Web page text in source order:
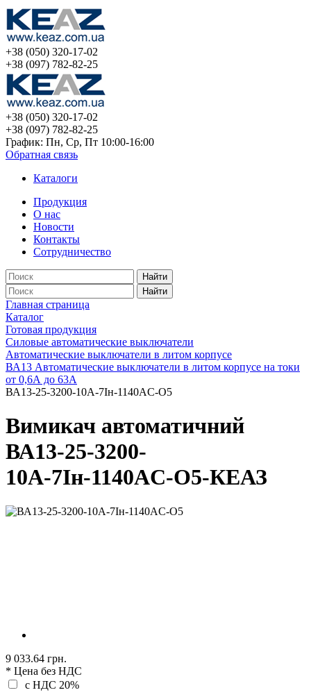
+38 (050) 320-17-02
+38 (097) 782-82-25
+38 (050) 320-17-02
+38 (097) 782-82-25
График: Пн, Ср, Пт 10:00-16:00
Обратная связь
Каталоги
Продукция
О нас
Новости
Контакты
Сотрудничество
Найти
Найти
Главная страница
Каталог
Готовая продукция
Силовые автоматические выключатели
Автоматические выключатели в литом корпусе
ВА13 Автоматические выключатели в литом корпусе на токи
от 0,6А до 63А
ВА13-25-3200-10А-7Iн-1140AC-О5
Вимикач автоматичний
ВА13-25-3200-
10А-7Iн-1140AC-О5-КЕАЗ
9 033.64 грн.
* Цена без НДС
c НДС 20%